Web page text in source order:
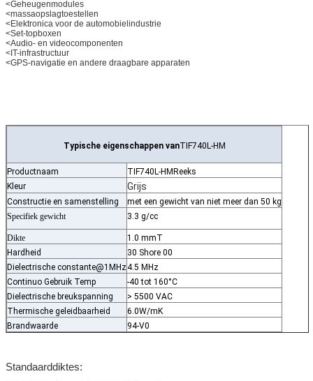
<Geheugenmodules
<massaopslagtoestellen
<Elektronica voor de automobielindustrie
<Set-topboxen
<Audio- en videocomponenten
<IT-infrastructuur
<GPS-navigatie en andere draagbare apparaten
Typische eigenschappen vanTIF740L-HM
Productnaam TIF740L-HMReeks
Kleur
Grijs
Constructie en samenstelling
met een gewicht van niet meer dan 50 kg
Specifiek gewicht
3.3 g/cc
Dikte
1.0 mmT
Hardheid
30 Shore 00
Dielectrische constante@1MHz4.5 MHz
Continuo Gebruik Temp
-40 tot 160°C
Dielectrische breukspanning
> 5500 VAC
Thermische geleidbaarheid
6.0W/mK
Brandwaarde
94-V0
Standaarddiktes: